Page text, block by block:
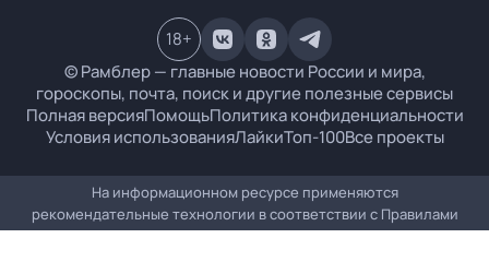
© Рамблер — главные новости России и мира,
гороскопы, почта, поиск и другие полезные сервисы
Полная версияПомощьПолитика конфиденциальности
Условия использованияЛайкиТоп-100Все проекты
18+
На информационном ресурсе применяются
рекомендательные технологии в соответствии с Правилами